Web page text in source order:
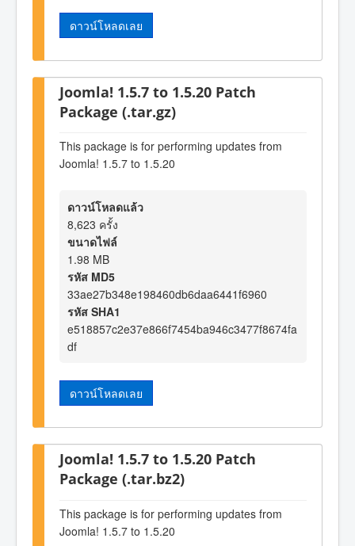
ดาวน์โหลดเลย
Joomla! 1.5.7 to 1.5.20 Patch
Package (.tar.gz)
This package is for performing updates from
Joomla! 1.5.7 to 1.5.20
ดาวน์โหลดแล้ว
8,623 ครั้ง
ขนาดไฟล์
1.98 MB
รหัส MD5
33ae27b348e198460db6daa6441f6960
รหัส SHA1
e518857c2e37e866f7454ba946c3477f8674fa
df
ดาวน์โหลดเลย
Joomla! 1.5.7 to 1.5.20 Patch
Package (.tar.bz2)
This package is for performing updates from
Joomla! 1.5.7 to 1.5.20